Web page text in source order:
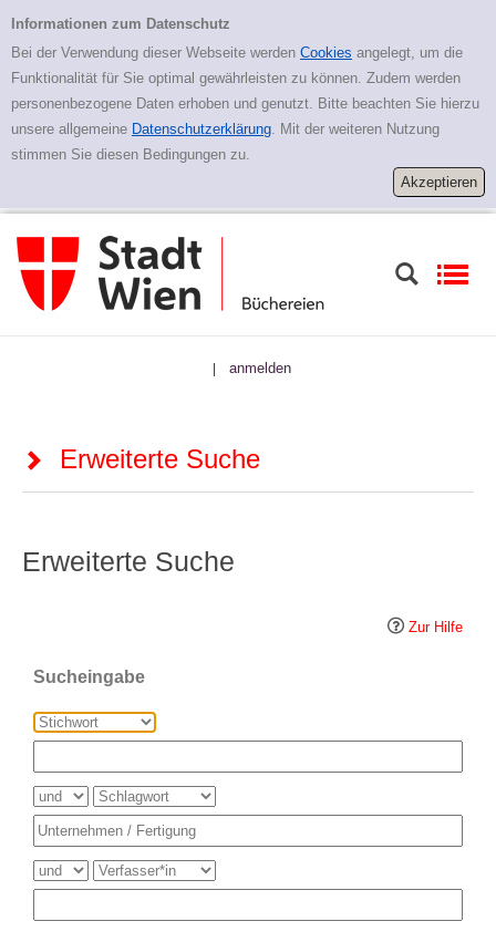
Erweiterte Suche
Informationen zum Datenschutz
Bei der Verwendung dieser Webseite werden Cookies angelegt, um die
Funktionalität für Sie optimal gewährleisten zu können. Zudem werden
personenbezogene Daten erhoben und genutzt. Bitte beachten Sie hierzu
unsere allgemeine Datenschutzerklärung. Mit der weiteren Nutzung
stimmen Sie diesen Bedingungen zu.
| anmelden
Erweiterte Suche
Erweiterte Suche
Zur Hilfe
Sucheingabe